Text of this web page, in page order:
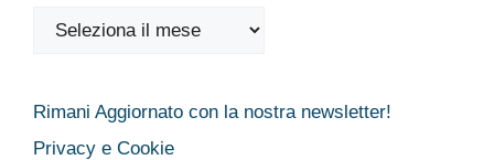
Archivi
Rimani Aggiornato con la nostra newsletter!
Privacy e Cookie